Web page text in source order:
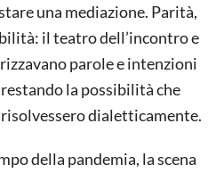
una mediazione. Parità,
il teatro dell’incontro e
parole e intenzioni
la possibilità che
dialetticamente.
della pandemia, la scena